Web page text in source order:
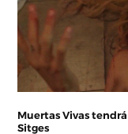
Muertas Vivas
Sitges